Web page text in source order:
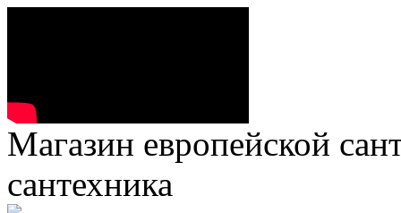
Магазин европейской
сантехника